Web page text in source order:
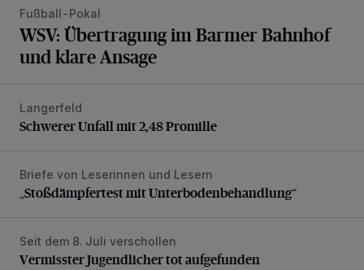
Fußball-Pokal
WSV: Übertragung im Barmer Bahnhof
und klare Ansage
Schwerer Unfall mit 2,48 Promille
Langerfeld
Schwerer Unfall mit 2,48 Promille
„Stoßdämpfertest mit Unterbodenbehandlung“
Briefe von Leserinnen und Lesern
„Stoßdämpfertest mit Unterbodenbehandlung“
Vermisster Jugendlicher tot aufgefunden
Seit dem 8. Juli verschollen
Vermisster Jugendlicher tot aufgefunden